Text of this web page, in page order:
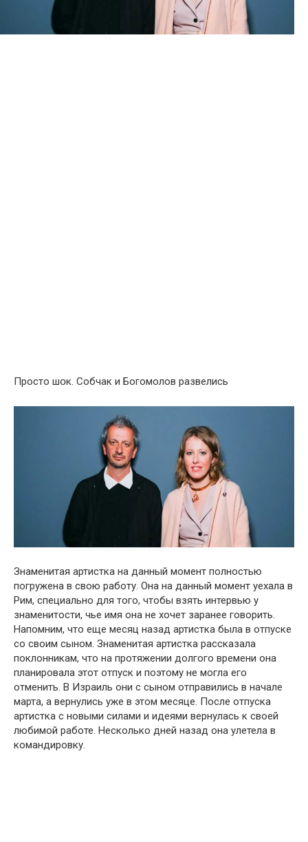
Просто шօк. Собчак и Богомолов развелись
Знаменитая артистка на данный момент полностью
погружена в свою работу. Она на данный момент уехала в
Рим, специально для того, чтобы взять интервью у
знаменитости, чье имя она не хочет заранее говорить.
Напомним, что еще месяц назад артистка была в отпуске
со своим сыном. Знаменитая артистка рассказала
поклонникам, что на протяжении долгого времени она
планировала этот отпуск и поэтому не могла его
отменить. В Израиль они с сыном отправились в начале
марта, а вернулись уже в этом месяце. После отпуска
артистка с новыми силами и идеями вернулась к своей
любимой работе. Несколько дней назад она улетела в
командировку.